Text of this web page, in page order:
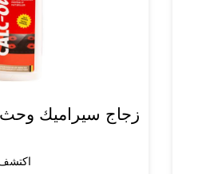
زجاج سيراميك